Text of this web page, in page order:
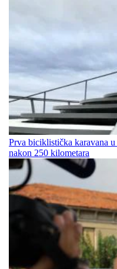
Prva biciklistička karavana
nakon 250 kilometara